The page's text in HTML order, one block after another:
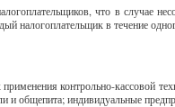
что в случае
налогоплательщик в течение
контрольно-кассовой
общепита; индивидуальные